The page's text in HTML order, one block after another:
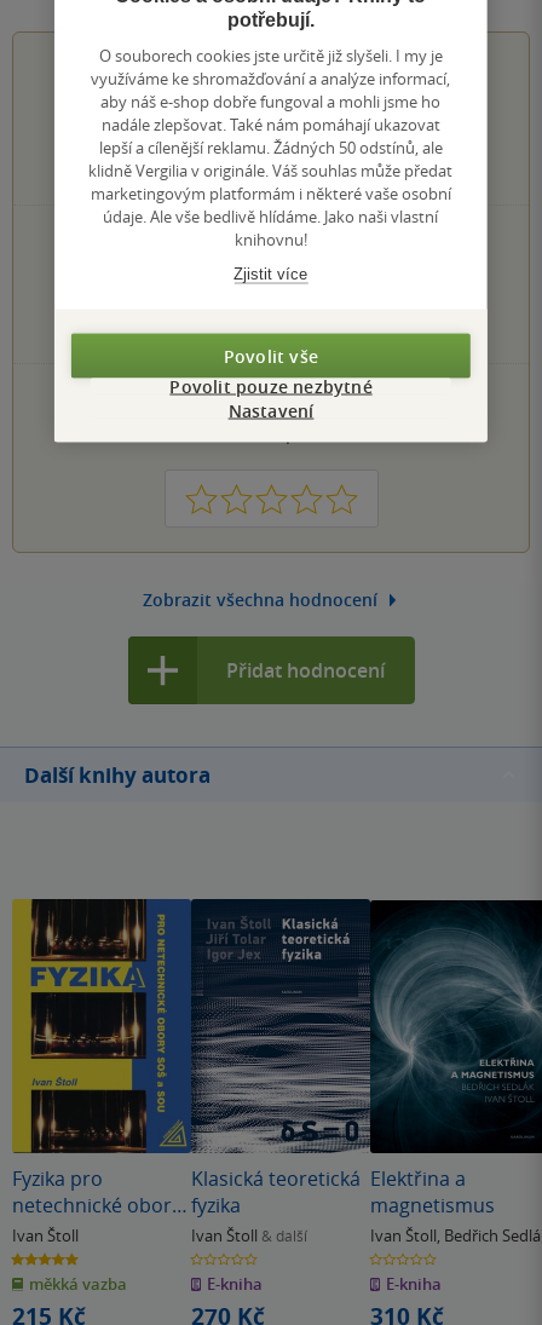
3.9z5
7hodnocení čtenářů
5 hvězdiček
4 hvězdičky
3 hvězdičky
1×
1 hvezdička
PŘIDEJTE SVÉ HODNOCENÍ KNIHY
1 2 3 4 5
Zobrazit všechna hodnocení
Přidat hodnocení
Další knihy autora
Fyzika pro
netechnické obory
SOŠ a SOU
Ivan Štoll
5.0
z
5
hvězdiček
měkká vazba
215 Kč
Klasická teoretická
fyzika
Ivan Štoll & další
0.0
z
5
hvězdiček
E-kniha
270 Kč
Elektřina a
magnetismus
Ivan Štoll, Bedřich
0.0
z
5
hvězdiček
E-kniha
310 Kč
potřebují.
O souborech cookies jste určitě již slyšeli. I my je
využíváme ke shromažďování a analýze informací,
aby náš e-shop dobře fungoval a mohli jsme ho
nadále zlepšovat. Také nám pomáhají ukazovat
lepší a cílenější reklamu. Žádných 50 odstínů, ale
klidně Vergilia v originále. Váš souhlas může předat
marketingovým platformám i některé vaše osobní
údaje. Ale vše bedlivě hlídáme. Jako naši vlastní
knihovnu!
Zjistit více
Povolit vše
Povolit pouze nezbytné
Nastavení